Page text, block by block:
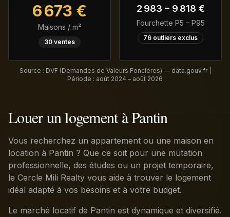
6 673 €
Maisons / m²
30 ventes
2 983 – 9 818 €
Fourchette P5 – P95
76 outliers exclus
Source : DVF (Demandes de Valeurs Foncières) — data.gouv.fr |
Période : août 2024 – août 2026
Louer un logement à Pantin
Vous recherchez un appartement ou une maison en
location à Pantin ? Que ce soit pour une mutation
professionnelle, des études ou un projet temporaire,
le Cercle Mili Realty vous aide à trouver le logement
idéal adapté à vos besoins et à votre budget.
Le marché locatif de Pantin est dynamique et diversifié.